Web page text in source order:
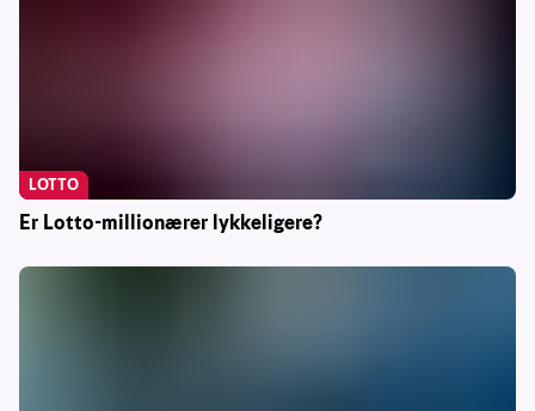
Er Lotto-millionærer lykkeligere?
LOTTO